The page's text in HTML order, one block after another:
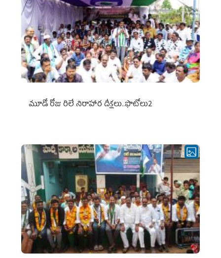
మూడో రోజు రిలే నిరాహార దీక్షలు..ఫొటోలు2